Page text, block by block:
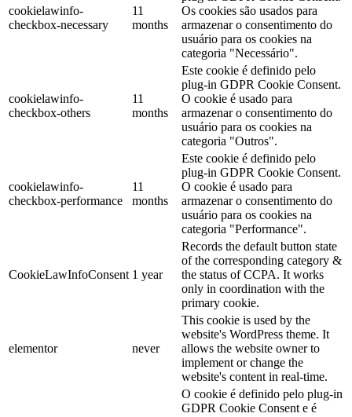
cookielawinfo-
checkbox-necessary
11
months
Os cookies são usados para
armazenar o consentimento do
usuário para os cookies na
categoria "Necessário".
cookielawinfo-
checkbox-others
11
months
Este cookie é definido pelo
plug-in GDPR Cookie Consent.
O cookie é usado para
armazenar o consentimento do
usuário para os cookies na
categoria "Outros".
cookielawinfo-
checkbox-performance
11
months
Este cookie é definido pelo
plug-in GDPR Cookie Consent.
O cookie é usado para
armazenar o consentimento do
usuário para os cookies na
categoria "Performance".
CookieLawInfoConsent 1 year
Records the default button state
of the corresponding category &
the status of CCPA. It works
only in coordination with the
primary cookie.
elementor never
This cookie is used by the
website's WordPress theme. It
allows the website owner to
implement or change the
website's content in real-time.
O cookie é definido pelo plug-in
GDPR Cookie Consent e é